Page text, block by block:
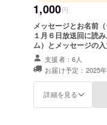
1,000円
メッセージとお名前
１月６日放送回に読み上げさせ
ム）とメッセージの
の備考欄にご記入く
も必ずご記入ください。 ・読み上げ日時：2025年１月６日放送回
み上げ方法：備考欄
とメッセージを、１
する内容は、適宜こ
支援者：6人
お届け予定：2025
詳細を見る